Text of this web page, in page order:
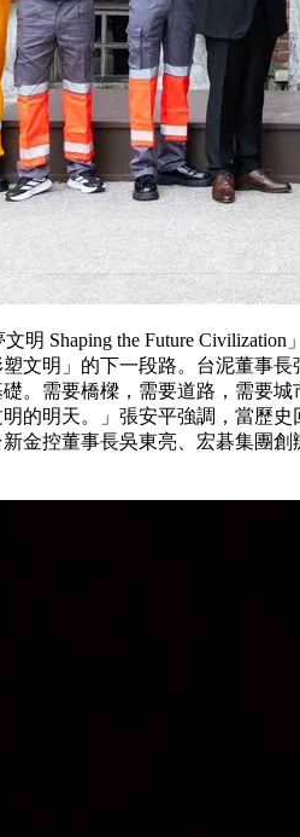
明 Shaping the Future
文明」的下一段路。台泥董事
。需要橋樑，需要道路，需要
的明天。」張安平強調，當歷
金控董事長吳東亮、宏碁集團